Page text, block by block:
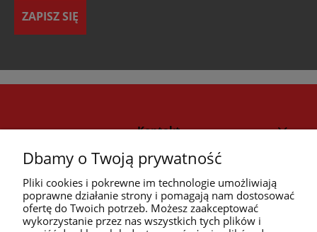
ZAPISZ SIĘ
Strefa klienta
Przyczółek
Kontakt
Dbamy o Twoją prywatność
Pliki cookies i pokrewne im technologie umożliwiają
poprawne działanie strony i pomagają nam dostosować
ofertę do Twoich potrzeb. Możesz zaakceptować
wykorzystanie przez nas wszystkich tych plików i